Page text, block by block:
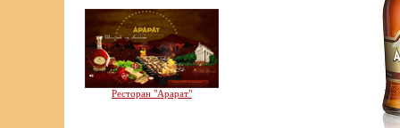
Ресторан "Арарат"